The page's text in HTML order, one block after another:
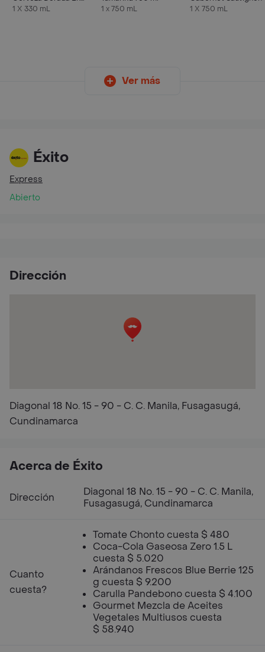
Lata 330 ML X6 Unds
1 X 330 mL
1 x 750 mL
1 X 750 mL
Ver más
Éxito
Express
Abierto
Dirección
Diagonal 18 No. 15 - 90 - C. C. Manila, Fusagasugá,
Cundinamarca
Acerca de Éxito
Dirección
Diagonal 18 No. 15 - 90 - C. C. Manila,
Fusagasugá, Cundinamarca
Cuanto
cuesta?
Tomate Chonto cuesta $ 480
Coca-Cola Gaseosa Zero 1.5 L
cuesta $ 5.020
Arándanos Frescos Blue Berrie 125
g cuesta $ 9.200
Carulla Pandebono cuesta $ 4.100
Gourmet Mezcla de Aceites
Vegetales Multiusos cuesta
$ 58.940